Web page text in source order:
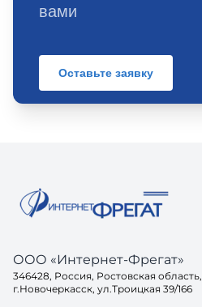
вами
Оставьте заявку
ООО «Интернет-Фрегат»
346428, Россия, Ростовская область,
г.Новочеркасск, ул.Троицкая 39/166